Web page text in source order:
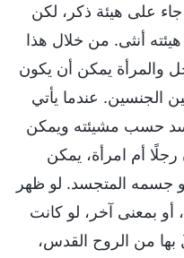
على هيئة ذكر، لكن
أنثى. من خلال هذا
والمرأة يمكن أن يكون
الجنسين. عندما يأتي
حسب مشيئته ويمكن
أم امرأة، يمكن
جسمه المتجسد. لو ظهر
بمعنى آخر، لو كانت
من الروح القدس،